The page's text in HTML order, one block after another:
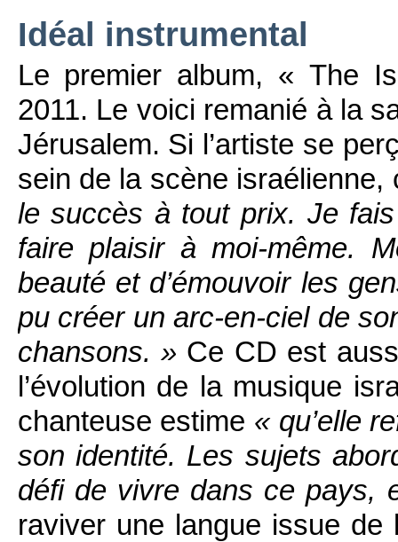
Idéal instrumental
Le premier album, « The
2011. Le voici remanié à la
Jérusalem. Si l’artiste se
sein de la scène israélienne,
le succès à tout prix. Je
faire plaisir à moi-même.
beauté et d’émouvoir les
pu créer un arc-en-ciel de
chansons. » Ce CD est
l’évolution de la musique
chanteuse estime « qu’elle
son identité. Les sujets
défi de vivre dans ce pays,
raviver une langue issue